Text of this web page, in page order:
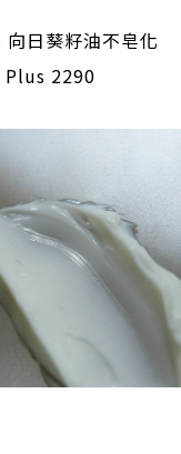
日葵籽油不皂化
2290